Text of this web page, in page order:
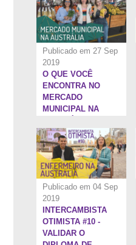
NO INTERCÂMBIO
Publicado em 27 Sep
2019
O QUE VOCÊ
ENCONTRA NO
MERCADO
MUNICIPAL NA
Publicado em 04 Sep
2019
18:41''
INTERCAMBISTA
OTIMISTA #10 -
VALIDAR O
1:21:45''